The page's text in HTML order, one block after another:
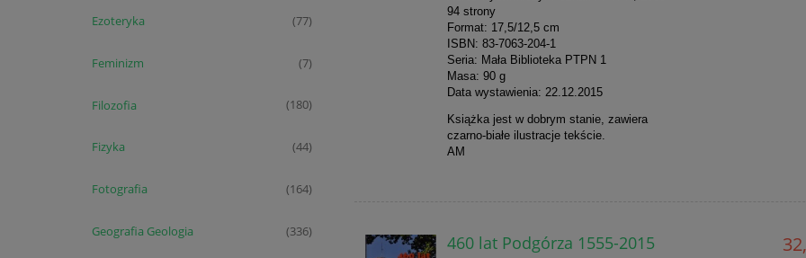
Ezoteryka (77)
Feminizm (7)
Filozofia (180)
Fizyka (44)
Fotografia (164)
Geografia Geologia (336)
94 strony
Format: 17,5/12,5 cm
ISBN: 83-7063-204-1
Seria: Mała Biblioteka PTPN 1
Masa: 90 g
Data wystawienia: 22.12.2015
Książka jest w dobrym stanie, zawiera
czarno-białe ilustracje tekście.
AM
460 lat Podgórza 1555-2015